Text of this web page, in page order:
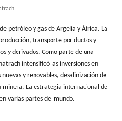
petróleo y gas de Argelia y África. La
transporte por ductos y
y derivados. Como parte de una
intensificó las inversiones en
y renovables, desalinización de
minera. La estrategia internacional de
varias partes del mundo.